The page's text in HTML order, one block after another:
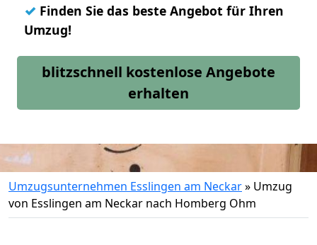
✓ Finden Sie das beste Angebot für Ihren
Umzug!
blitzschnell kostenlose Angebote
erhalten
Umzugsunternehmen Esslingen am Neckar» Umzug
von Esslingen am Neckar nach Homberg Ohm